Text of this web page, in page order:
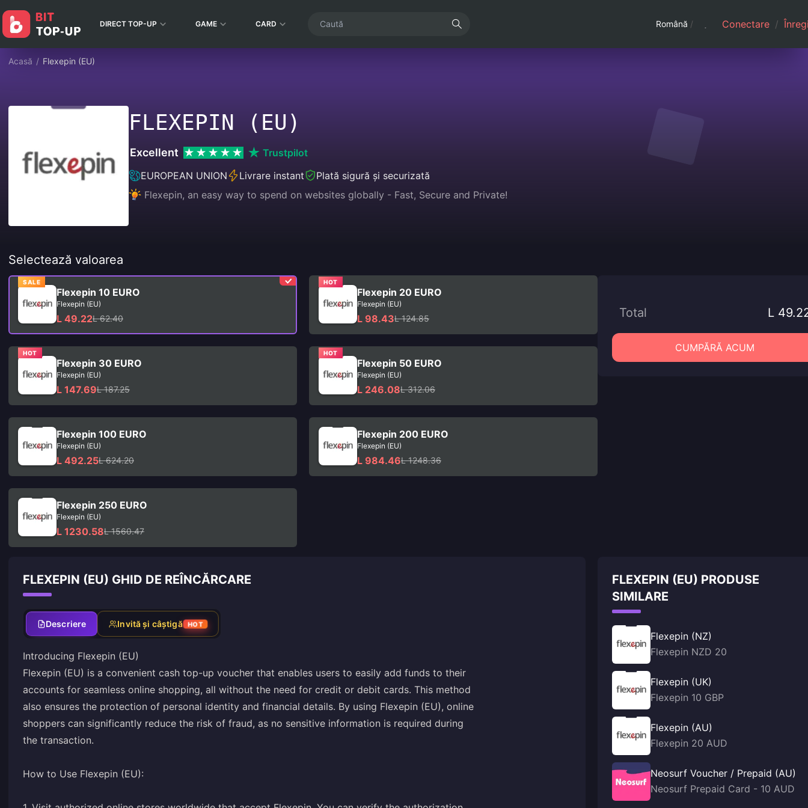
DIRECT TOP-UP GAME CARD Română / Conectare /
Acasă / Flexepin (EU)
FLEXEPIN (EU)
Excellent
Trustpilot
EUROPEAN UNION
Livrare instant
Plată sigură și securizată
Flexepin, an easy way to spend on websites globally - Fast, Secure and Private!
Selectează valoarea
SALE
Flexepin 10 EURO
Flexepin (EU)
L 49.22L 62.40
HOT
Flexepin 20 EURO
Flexepin (EU)
L 98.43L 124.85
HOT
Flexepin 30 EURO
Flexepin (EU)
L 147.69L 187.25
HOT
Flexepin 50 EURO
Flexepin (EU)
L 246.08L 312.06
Flexepin 100 EURO
Flexepin (EU)
L 492.25L 624.20
Flexepin 200 EURO
Flexepin (EU)
L 984.46L 1248.36
Flexepin 250 EURO
Flexepin (EU)
L 1230.58L 1560.47
Total L
CUMPĂRĂ ACUM
FLEXEPIN (EU) GHID DE REÎNCĂRCARE
Descriere Invită și câștigă HOT
Introducing Flexepin (EU)
Flexepin (EU) is a convenient cash top-up voucher that enables users to easily add funds to their
accounts for seamless online shopping, all without the need for credit or debit cards. This method
also ensures the protection of personal identity and financial details. By using Flexepin (EU), online
shoppers can significantly reduce the risk of fraud, as no sensitive information is required during
the transaction.
How to Use Flexepin (EU):
FLEXEPIN (EU) PRODUSE
SIMILARE
Flexepin (NZ)
Flexepin NZD 20
Flexepin (UK)
Flexepin 10 GBP
Flexepin (AU)
Flexepin 20 AUD
Neosurf Voucher / Prepaid (AU)
Neosurf Prepaid Card - 10 AUD